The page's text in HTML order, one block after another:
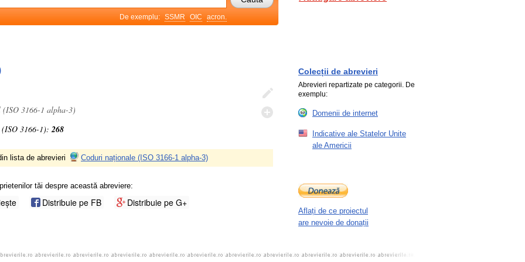
De exemplu: SSMR OIC acron.
3166-1 alpha-3)
(ISO 3166-1):268
lista de abrevieri Coduri naționale (ISO 3166-1 alpha-3)
tăi despre această abreviere:
Distribuie pe FB Distribuie pe G+
Colecții de abrevieri
Abrevieri repartizate pe categorii. De
exemplu:
Domenii de internet
Indicative ale Statelor Unite
ale Americii
Aflați de ce proiectul
are nevoie de donații